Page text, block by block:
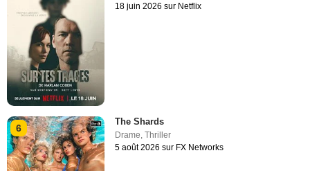
18 juin 2026 sur Netflix
6
The Shards
Drame ,Thriller
5 août 2026 sur FX Networks